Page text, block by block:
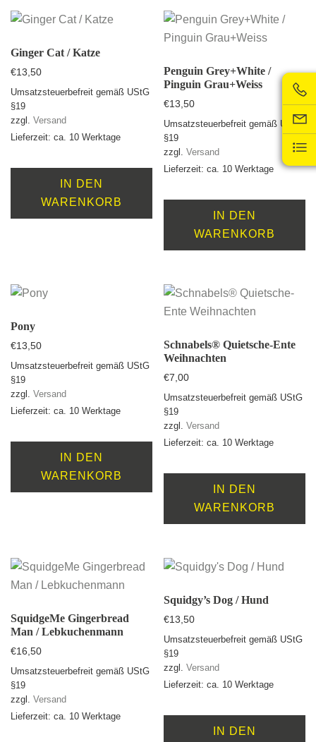
Ginger Cat / Katze
€13,50
Umsatzsteuerbefreit gemäß UStG
§19
zzgl. Versand
Lieferzeit: ca. 10 Werktage
IN DEN
WARENKORB
Penguin Grey+White /
Pinguin Grau+Weiss
€13,50
Umsatzsteuerbefreit gemäß UStG
§19
zzgl.Versand
Lieferzeit: ca. 10 Werktage
IN DEN
WARENKORB
Pony
€13,50
Umsatzsteuerbefreit gemäß UStG
§19
zzgl. Versand
Lieferzeit: ca. 10 Werktage
IN DEN
WARENKORB
Schnabels® Quietsche-Ente
Weihnachten
€7,00
Umsatzsteuerbefreit gemäß UStG
§19
zzgl.Versand
Lieferzeit: ca. 10 Werktage
IN DEN
WARENKORB
SquidgeMe Gingerbread
Man / Lebkuchenmann
€16,50
Umsatzsteuerbefreit gemäß UStG
§19
zzgl. Versand
Lieferzeit: ca. 10 Werktage
Squidgy’s Dog / Hund
€13,50
Umsatzsteuerbefreit gemäß UStG
§19
zzgl.Versand
Lieferzeit: ca. 10 Werktage
IN DEN